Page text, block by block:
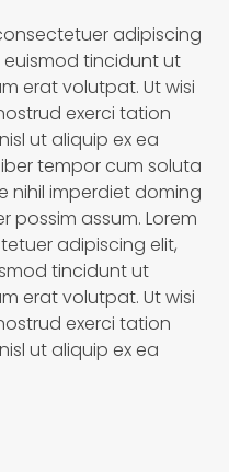
adipiscing
tincidunt ut
erat volutpat. Ut wisi
exerci tation
ut aliquip ex ea
tempor cum soluta
nihil imperdiet doming
assum. Lorem
adipiscing elit,
tincidunt ut
erat volutpat. Ut wisi
exerci tation
ut aliquip ex ea